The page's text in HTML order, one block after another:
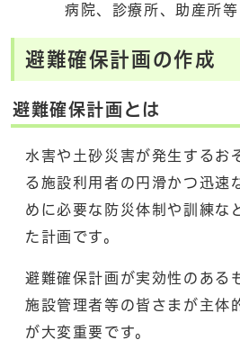
病院、診療所、助産所等
避難確保計画の作成
避難確保計画とは
水害や土砂災害が発生するお
る施設利用者の円滑かつ迅速
めに必要な防災体制や訓練な
た計画です。
避難確保計画が実効性のある
施設管理者等の皆さまが主体
が大変重要です。